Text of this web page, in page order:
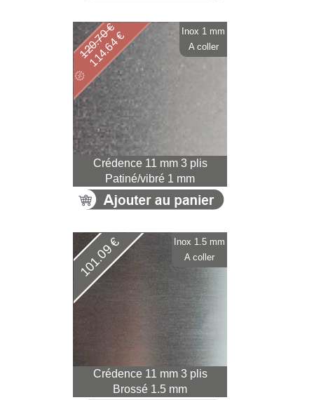
Crédence 11 mm 3 plis
Patiné/vibré 1 mm
114.64 €
120.70 €
Inox 1 mm
A coller
Crédence 11 mm 3 plis
Brossé 1.5 mm
101.09 €
Inox 1.5 mm
A coller